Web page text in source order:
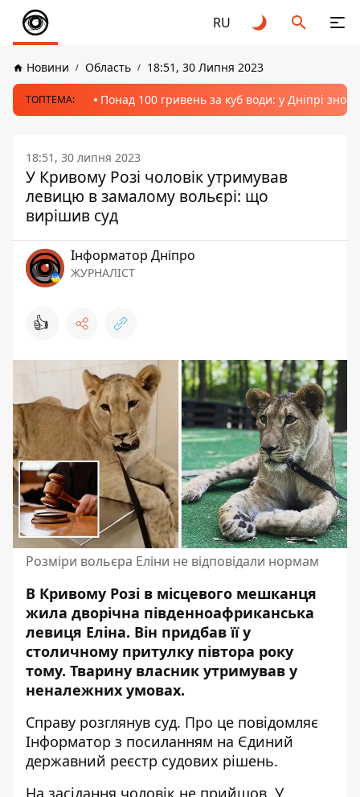
RU
Новини Область 18:51, 30 Липня 2023
ТОПТЕМА: Понад 100 гривень за куб води: у Дніпрі
18:51, 30 липня 2023
У Кривому Розі чоловік утримував
левицю в замалому вольєрі: що
вирішив суд
Інформатор Дніпро
ЖУРНАЛІСТ
👍
Розміри вольєра Еліни не відповідали нормам
В Кривому Розі в місцевого мешканця
жила дворічна південноафриканська
левиця Еліна. Він придбав її у
столичному притулку півтора року
тому. Тварину власник утримував у
неналежних умовах.
Справу розглянув суд. Про це повідомляє
Інформатор з посиланням на Єдиний
державний реєстр судових рішень.
На засідання чоловік не прийшов. У